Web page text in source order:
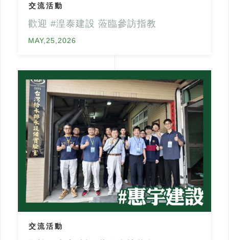
交流活動
歡迎 #湟泰建設 蒞臨參訪指教
MAY,25,2026
交流活動